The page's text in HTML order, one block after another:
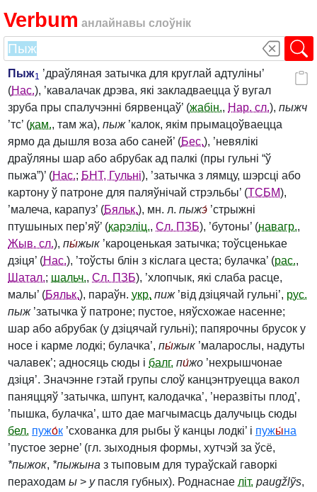
Verbum анлайнавы слоўнік
Пыж1 ’драўляная затычка для круглай адтуліны’
(Нас.), ’кавалачак дрэва, які закладваецца ў вугал
зруба пры спалучэнні бярвенцаў’ (жабін., Нар. сл.), пыжч
’тс’ (кам., там жа), пыж’калок, якім прымацоўваецца
ярмо да дышля воза або саней’ (Бес.), ’невялікі
драўляны шар або абрубак ад палкі (пры гульні “ў
пыжа”)’ (Нас.; БНТ, Гульні), ’затычка з лямцу, шэрсці або
картону ў патроне для паляўнічай стрэльбы’ (ТСБМ),
’малеча, карапуз’ (Бяльк.), мн. л. пыжэ́ ’стрыжні
птушыных пер’яў’ (карэліц., Сл. ПЗБ), ’бутоны’ (навагр.,
Жыв. сл.), пы́жык ’кароценькая затычка; тоўсценькае
дзіця’ (Нас.), ’тоўсты блін з кіслага цеста; булачка’ (рас.,
Шатал.; шальч., Сл. ПЗБ), ’хлопчык, які слаба расце,
малы’ (Бяльк.), параўн. укр. пиж’від дзіцячай гульні’, рус.
пыж’затычка ў патроне; пустое, няўсхожае насенне;
шар або абрубак (у дзіцячай гульні); папярочны брусок у
носе і карме лодкі; булачка’, пы́жык ’маларослы, надуты
чалавек’; адносяць сюды і балг. пи́жо ’нехрышчонае
дзіця’. Значэнне гэтай групы слоў канцэнтруецца вакол
паняццяў ’затычка, шпунт, калодачка’, ’неразвіты плод’,
’пышка, булачка’, што дае магчымасць далучыць сюды
бел. пужо́к ’схованка для рыбы ў канцы лодкі’ і пужы́на
’пустое зерне’ (гл. зыходныя формы, хутчэй за ўсё,
*пыжок, *пыжына з тыповым для тураўскай гаворкі
пераходам ы > упасля губных). Роднаснае літ. paugžlỹs,